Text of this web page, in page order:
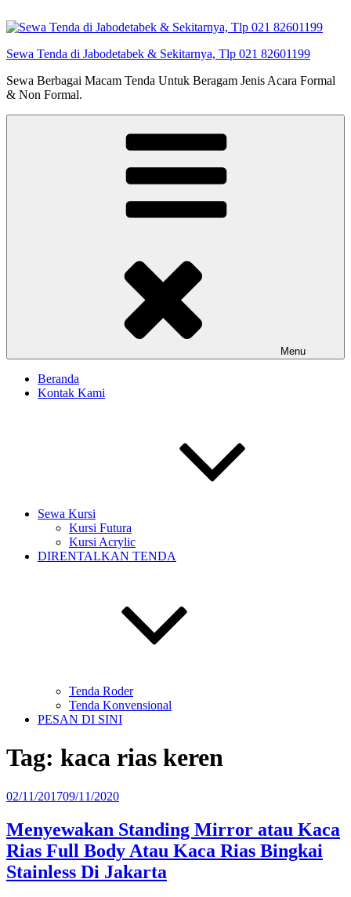
ke
Sewa Tenda di Jabodetabek & Sekitarnya, Tlp 021 82601199
Sewa Berbagai Macam Tenda Untuk Beragam Jenis Acara Formal
& Non Formal.
Menu
Beranda
Kontak Kami
Sewa Kursi
Kursi Futura
Kursi Acrylic
DIRENTALKAN TENDA
Tenda Roder
Tenda Konvensional
PESAN DI SINI
Tag: kaca rias keren
Diposkan
02/11/201709/11/2020
Menyewakan Standing Mirror atau Kaca
Rias Full Body Atau Kaca Rias Bingkai
Stainless Di Jakarta